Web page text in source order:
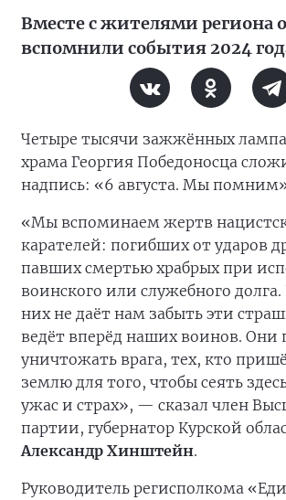
Вместе с жителями региона
вспомнили события 2024
Четыре тысячи зажжённых
храма Георгия Победоносца
надпись: «6 августа. Мы
«Мы вспоминаем жертв
карателей: погибших от ударов
павших смертью храбрых при
воинского или служебного
них не даёт нам забыть эти
ведёт вперёд наших воинов.
уничтожать врага, тех, кто
землю для того, чтобы сеять
ужас и страх», — сказал член
партии, губернатор Курской
Александр Хинштейн.
Руководитель регисполкома